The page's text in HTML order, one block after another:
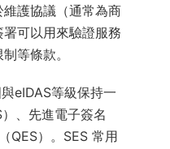
護協議（通常為商
可以用來驗證服務
等條款。
與eIDAS等級保持一
、先進電子簽名
QES）。SES 常用